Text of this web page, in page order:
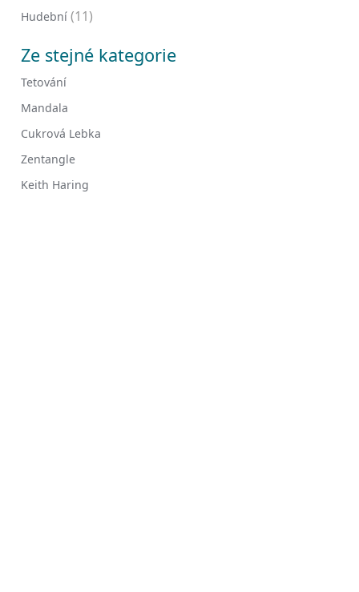
Hudební (11)
Ze stejné kategorie
Tetování
Mandala
Cukrová Lebka
Zentangle
Keith Haring